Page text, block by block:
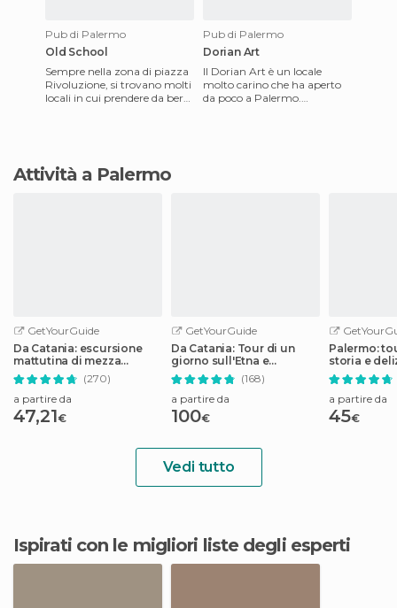
Pub di Palermo
Old School
Sempre nella zona di piazza
Rivoluzione, si trovano molti
locali in cui prendere da bere
Pub di Palermo
Dorian Art
Il Dorian Art è un locale
molto carino che ha aperto
da poco a Palermo.
Attività a Palermo
GetYourGuide
Da Catania: escursione
mattutina di mezza
giornata sull'Etna
(270)
a partire da
47,21€
GetYourGuide
Da Catania: Tour di un
giorno sull'Etna e
Taormina
(168)
a partire da
100€
Palermo:
storia e
street food
a partire da
45€
Vedi tutto
Ispirati con le migliori liste degli esperti